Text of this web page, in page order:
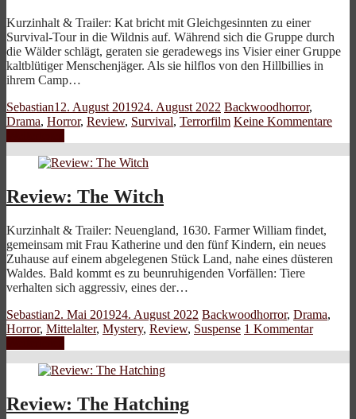
Kurzinhalt & Trailer: Kat bricht mit Gleichgesinnten zu einer
Survival-Tour in die Wildnis auf. Während sich die Gruppe durch
die Wälder schlägt, geraten sie geradewegs ins Visier einer Gruppe
kaltblütiger Menschenjäger. Als sie hilflos von den Hillbillies in
ihrem Camp…
Sebastian12. August 201924. August 2022 Backwoodhorror,
Drama, Horror, Review, Survival, Terrorfilm Keine Kommentare
Review: The Witch
Kurzinhalt & Trailer: Neuengland, 1630. Farmer William findet,
gemeinsam mit Frau Katherine und den fünf Kindern, ein neues
Zuhause auf einem abgelegenen Stück Land, nahe eines düsteren
Waldes. Bald kommt es zu beunruhigenden Vorfällen: Tiere
verhalten sich aggressiv, eines der…
Sebastian2. Mai 201924. August 2022 Backwoodhorror, Drama,
Horror, Mittelalter, Mystery, Review, Suspense 1 Kommentar
Review: The Hatching